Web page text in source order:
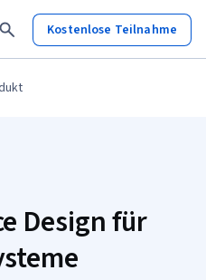
Kostenlose Teilnahme
Design für